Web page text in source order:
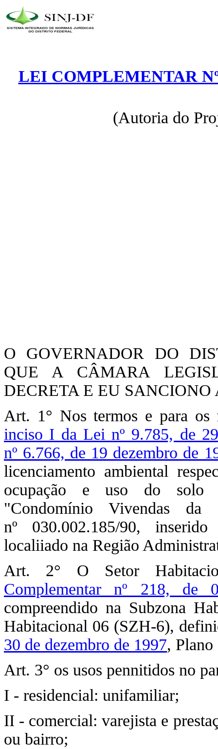
LEI COMPLEMENTAR
(Autoria do
O GOVERNADOR DO
QUE A CÂMARA
DECRETA E EU
Art. 1° Nos termos e para
inciso I da Lei nº 9.785, de
nº 6.766, de 19 dezembro de
licenciamento ambiental
ocupação e uso do solo
"Condomínio Vivendas da
nº 030.002.185/90,
localiiado na Região
Art. 2° O Setor
Complementar nº 218,
compreendido na Subzona
Habitacional 06 (SZH-6),
30 de dezembro de 1997,
Art. 3° os usos pennitidos no
I - residencial: unifamiliar;
II - comercial: varejista e
ou bairro;